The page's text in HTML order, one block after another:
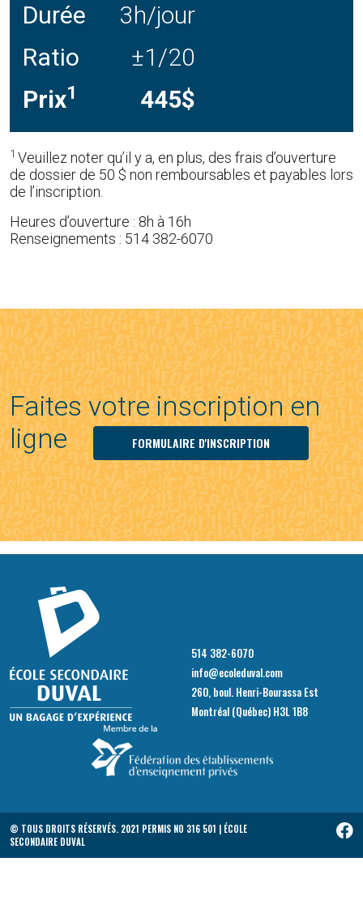
Durée
3h/jour
Ratio
±1/20
Prix1 445$
1 Veuillez noter qu’il y a, en plus, des frais d’ouverture
de dossier de 50 $ non remboursables et payables lors
de l’inscription.
Heures d’ouverture : 8h à 16h
Renseignements : 514 382-6070
Faites votre inscription en
ligne
FORMULAIRE D'INSCRIPTION
514 382-6070
info@ecoleduval.com
260, boul. Henri-Bourassa Est
Montréal (Québec) H3L 1B8
© TOUS DROITS RÉSERVÉS. 2021 PERMIS NO 316 501 | ÉCOLE
SECONDAIRE DUVAL